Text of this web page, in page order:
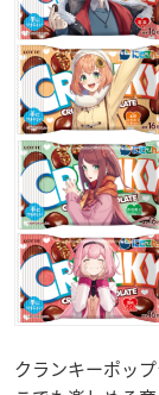
クランキーポッ